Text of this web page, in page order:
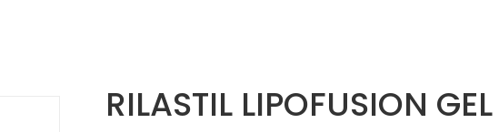
RILASTIL LIPOFUSION